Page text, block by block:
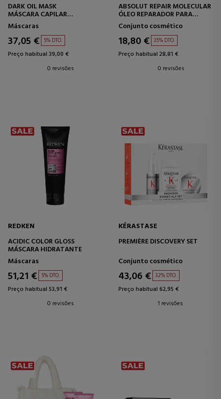
DARK OIL MASK
MÁSCARA CAPILAR
HIDRATANTE
Máscaras
37,05 € 5% DTO.
Preço habitual 39,00 €
0 revisões
ABSOLUT REPAIR MOLECULAR
ÓLEO REPARADOR PARA
CABELOS
Conjunto cosmético
18,80 € 35% DTO.
Preço habitual 28,81 €
0 revisões
REDKEN
ACIDIC COLOR GLOSS
MÁSCARA HIDRATANTE
Máscaras
51,21 € 5% DTO.
Preço habitual 53,91 €
0 revisões
KÉRASTASE
PREMIÈRE DISCOVERY SET
Conjunto cosmético
43,06 € 32% DTO.
Preço habitual 62,95 €
1 revisões